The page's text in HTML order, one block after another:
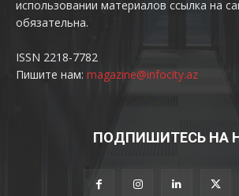
использовании материалов ссылка на
обязательна.
ISSN 2218-7782
Пишите нам: magazine@infocity.az
ПОДПИШИТЕСЬ НА